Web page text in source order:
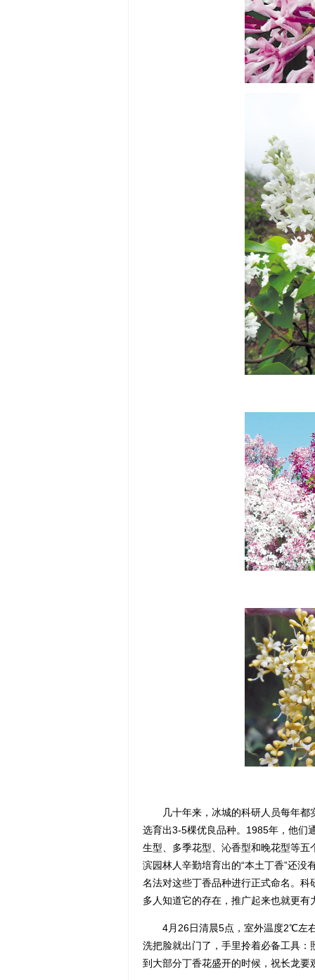
几十年来，冰城的科研人员每年都
选育出3-5棵优良品种。1985年，他们
生型、多季花型、沁香型和晚花型等五
滨园林人辛勤培育出的“本土丁香”还
名法对这些丁香品种进行正式命名。科
多人知道它的存在，推广起来也就更有
4月26日清晨5点，室外温度2℃左右
洗把脸就出门了，手里拎着必备工具
到大部分丁香花盛开的时候，祝长龙